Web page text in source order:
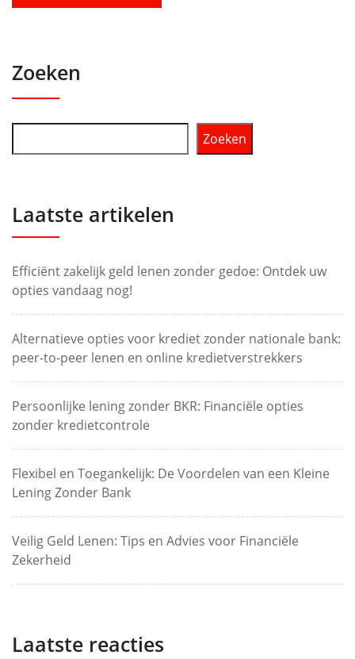
Zoeken
Zoeken
Laatste artikelen
Efficiënt zakelijk geld lenen zonder gedoe: Ontdek uw
opties vandaag nog!
Alternatieve opties voor krediet zonder nationale bank:
peer-to-peer lenen en online kredietverstrekkers
Persoonlijke lening zonder BKR: Financiële opties
zonder kredietcontrole
Flexibel en Toegankelijk: De Voordelen van een Kleine
Lening Zonder Bank
Veilig Geld Lenen: Tips en Advies voor Financiële
Zekerheid
Laatste reacties